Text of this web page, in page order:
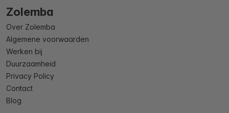
Zolemba
Over Zolemba
Algemene voorwaarden
Werken bij
Duurzaamheid
Privacy Policy
Contact
Blog